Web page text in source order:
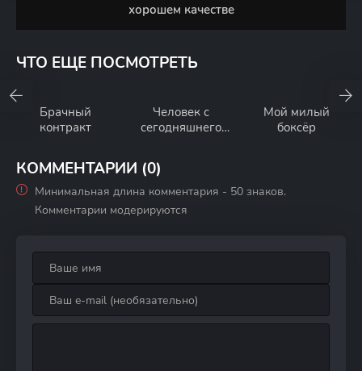
хорошем качестве
ЧТО ЕЩЕ ПОСМОТРЕТЬ
Брачный
контракт
Человек с
сегодняшнего
Мой милый
боксёр
КОММЕНТАРИИ (0)
Минимальная длина комментария - 50 знаков.
Комментарии модерируются